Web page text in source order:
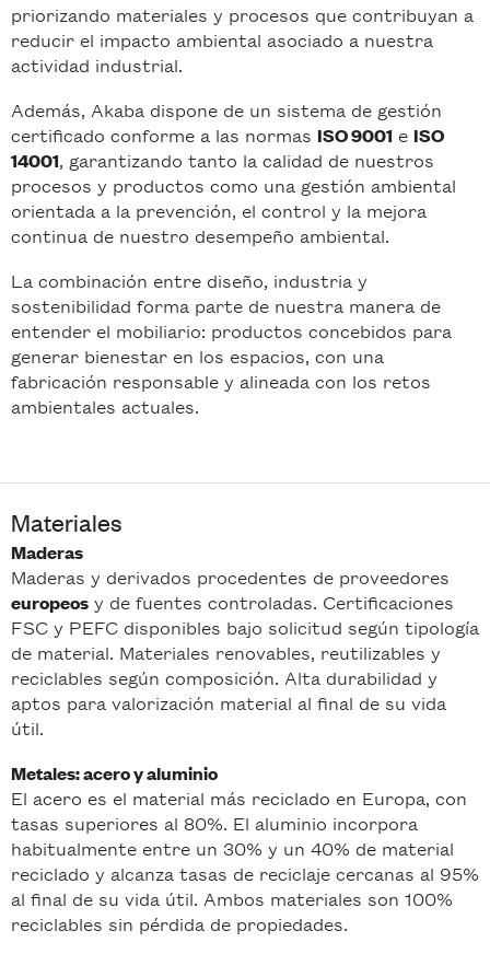
priorizando materiales y procesos que contribuyan a
reducir el impacto ambiental asociado a nuestra
actividad industrial.
Además, Akaba dispone de un sistema de gestión
certificado conforme a las normas ISO 9001 e ISO
14001, garantizando tanto la calidad de nuestros
procesos y productos como una gestión ambiental
orientada a la prevención, el control y la mejora
continua de nuestro desempeño ambiental.
La combinación entre diseño, industria y
sostenibilidad forma parte de nuestra manera de
entender el mobiliario: productos concebidos para
generar bienestar en los espacios, con una
fabricación responsable y alineada con los retos
ambientales actuales.
Materiales
Maderas
Maderas y derivados procedentes de proveedores
europeos y de fuentes controladas. Certificaciones
FSC y PEFC disponibles bajo solicitud según tipología
de material. Materiales renovables, reutilizables y
reciclables según composición. Alta durabilidad y
aptos para valorización material al final de su vida
útil.
Metales: acero y aluminio
El acero es el material más reciclado en Europa, con
tasas superiores al 80%. El aluminio incorpora
habitualmente entre un 30% y un 40% de material
reciclado y alcanza tasas de reciclaje cercanas al 95%
al final de su vida útil. Ambos materiales son 100%
reciclables sin pérdida de propiedades.